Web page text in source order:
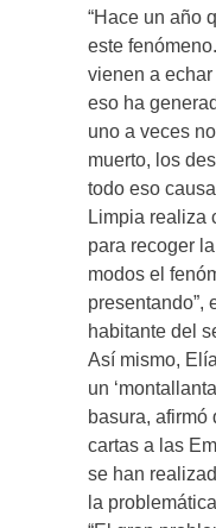
“Hace un año
este
vienen a
eso ha
uno a veces
muerto, los
todo eso
Limpia realiza
para recoger
modos el
presentando”,
habitante del
Así mismo,
un
basura, afirmó
cartas a las
se han
la